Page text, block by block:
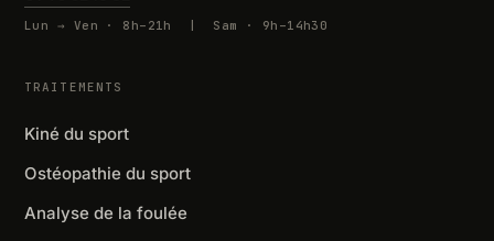
Lun → Ven · 8h–21h | Sam · 9h–14h30
TRAITEMENTS
Kiné du sport
Ostéopathie du sport
Analyse de la foulée